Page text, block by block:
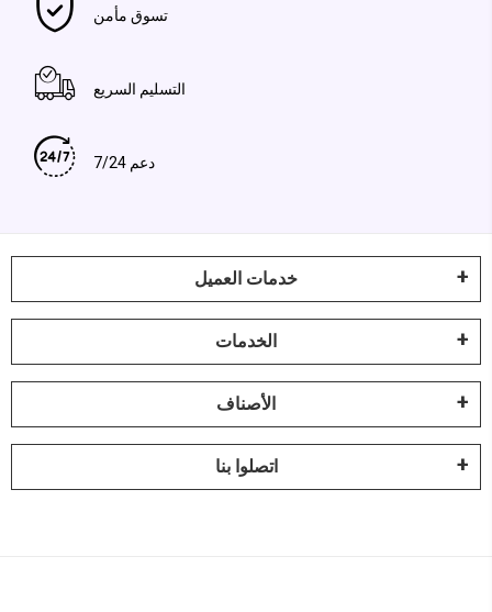
تسوق مأمن
التسليم السريع
دعم 7/24
خدمات العميل
الخدمات
الأصناف
اتصلوا بنا